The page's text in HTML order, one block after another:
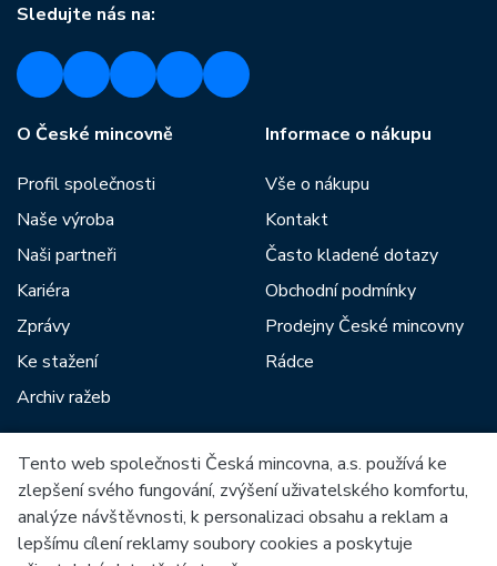
Sledujte nás na:
O České mincovně
Profil společnosti
Naše výroba
Naši partneři
Kariéra
Zprávy
Ke stažení
Archiv ražeb
Informace o nákupu
Vše o nákupu
Kontakt
Často kladené dotazy
Obchodní podmínky
Prodejny České mincovny
Rádce
Mezi naše partnery patří:
Tento web společnosti Česká mincovna, a.s. používá ke
zlepšení svého fungování, zvýšení uživatelského komfortu,
analýze návštěvnosti, k personalizaci obsahu a reklam a
lepšímu cílení reklamy soubory cookies a poskytuje